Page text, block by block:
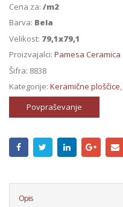
Cena za: /m2
Barva: Bela
Velikost: 79,1x79,1
Proizvajalci: Pamesa Ceramica
Šifra: 8838
Kategorije: Keramične ploščice,
Povpraševanje
Opis